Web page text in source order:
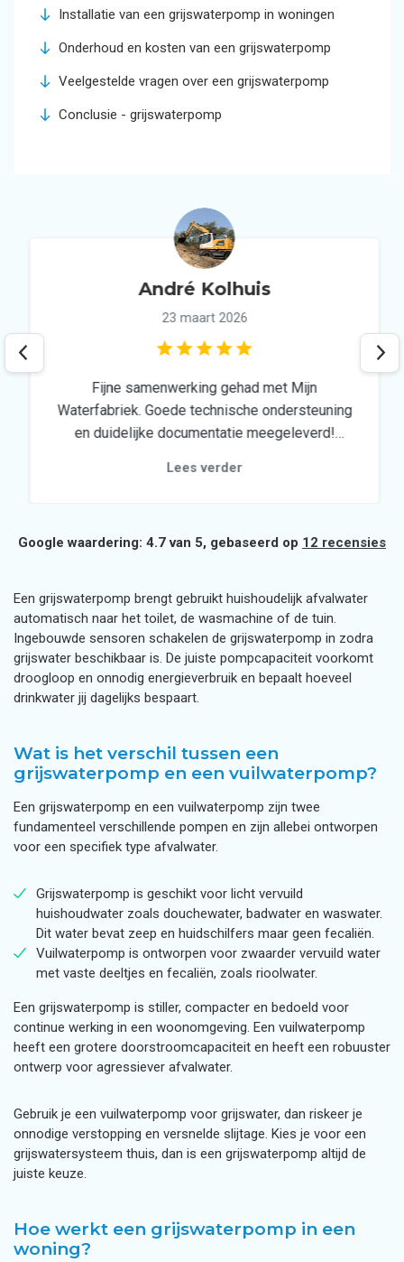
Installatie van een grijswaterpomp in woningen
Onderhoud en kosten van een grijswaterpomp
Veelgestelde vragen over een grijswaterpomp
Conclusie - grijswaterpomp
André Kolhuis
23 maart 2026
Fijne samenwerking gehad met Mijn
Waterfabriek. Goede technische ondersteuning
en duidelijke documentatie meegeleverd!
regenwatersysteem!
Lees verder
Google waardering: 4.7 van 5, gebaseerd op 12 recensies
Een grijswaterpomp brengt gebruikt huishoudelijk afvalwater
automatisch naar het toilet, de wasmachine of de tuin.
Ingebouwde sensoren schakelen de grijswaterpomp in zodra
grijswater beschikbaar is. De juiste pompcapaciteit voorkomt
droogloop en onnodig energieverbruik en bepaalt hoeveel
drinkwater jij dagelijks bespaart.
Wat is het verschil tussen een
grijswaterpomp en een vuilwaterpomp?
Een grijswaterpomp en een vuilwaterpomp zijn twee
fundamenteel verschillende pompen en zijn allebei ontworpen
voor een specifiek type afvalwater.
Grijswaterpomp is geschikt voor licht vervuild
huishoudwater zoals douchewater, badwater en waswater.
Dit water bevat zeep en huidschilfers maar geen fecaliën.
Vuilwaterpomp is ontworpen voor zwaarder vervuild water
met vaste deeltjes en fecaliën, zoals rioolwater.
Een grijswaterpomp is stiller, compacter en bedoeld voor
continue werking in een woonomgeving. Een vuilwaterpomp
heeft een grotere doorstroomcapaciteit en heeft een robuuster
ontwerp voor agressiever afvalwater.
Gebruik je een vuilwaterpomp voor grijswater, dan riskeer je
onnodige verstopping en versnelde slijtage. Kies je voor een
grijswatersysteem thuis, dan is een grijswaterpomp altijd de
juiste keuze.
Hoe werkt een grijswaterpomp in een
woning?